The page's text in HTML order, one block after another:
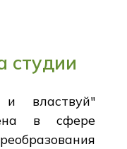
студии
и властвуй"
в сфере